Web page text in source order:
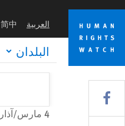
Skip
cookie
privacy
notice
Skip
main
content
العربية 简中
البلدان
4 مارس/آذار 2015 3:45AM EST
Share this via Facebook